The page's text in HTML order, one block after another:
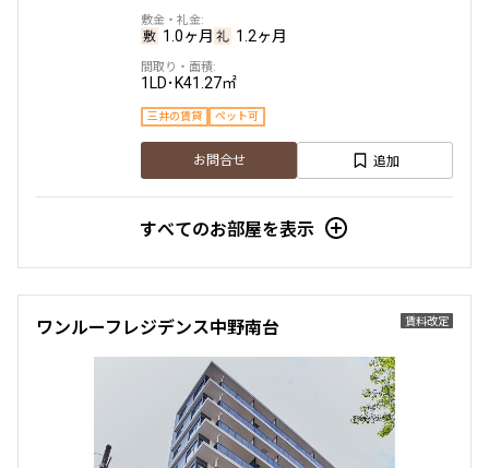
1.0ヶ月 1.2ヶ月
1LD･K41.27㎡
三井の賃貸 ペット可
お問合せ 追加
すべてのお部屋を表示
賃料改定
ワンルーフレジデンス中野南台